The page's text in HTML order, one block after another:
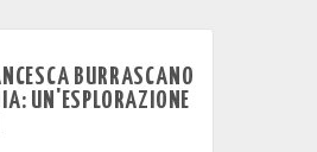
BURRASCANO
UN'ESPLORAZIONE